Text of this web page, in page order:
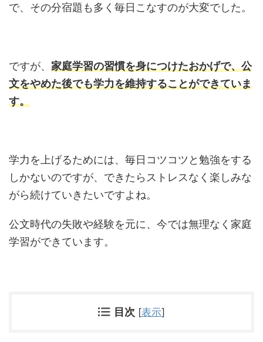
で、その分宿題も多く毎日こなすのが大変でした。
ですが、 家庭学習の習慣を身につけたおかげで、公
文をやめた後でも学力を維持することができていま
す。
学力を上げるためには、毎日コツコツと勉強をする
しかないのですが、できたらストレスなく楽しみな
がら続けていきたいですよね。
公文時代の失敗や経験を元に、今では無理なく家庭
学習ができています。
目次 [表示]